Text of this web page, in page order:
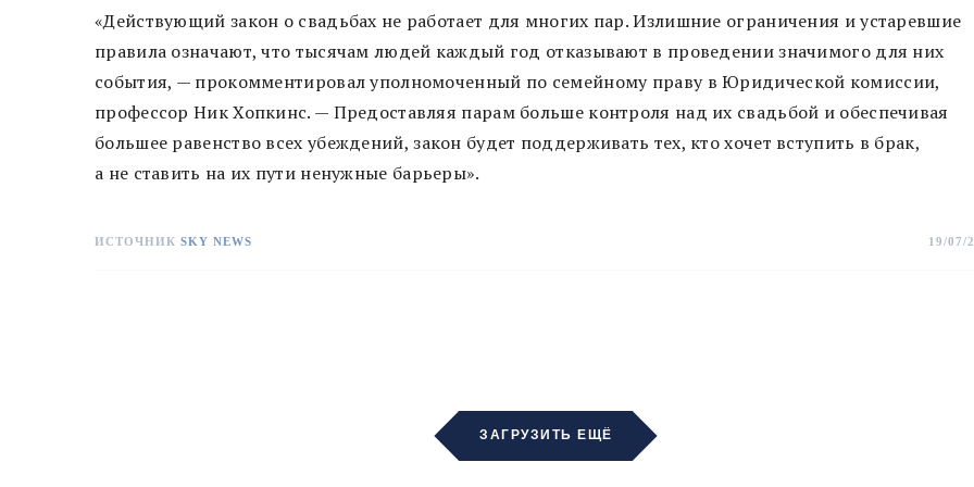
«Действующий закон о свадьбах не работает для многих пар. Излишние ограничения и устаревшие
правила означают, что тысячам людей каждый год отказывают в проведении значимого для них
события, — прокомментировал уполномоченный по семейному праву в Юридической комиссии,
профессор Ник Хопкинс. — Предоставляя парам больше контроля над их свадьбой и обеспечивая
большее равенство всех убеждений, закон будет поддерживать тех, кто хочет вступить в брак,
а не ставить на их пути ненужные барьеры».
ИСТОЧНИК SKY NEWS 19/07/
ЗАГРУЗИТЬ ЕЩЁ